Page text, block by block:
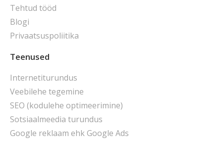
Tehtud tööd
Blogi
Privaatsuspoliitika
Teenused
Internetiturundus
Veebilehe tegemine
SEO (kodulehe optimeerimine)
Sotsiaalmeedia turundus
Google reklaam ehk Google Ads